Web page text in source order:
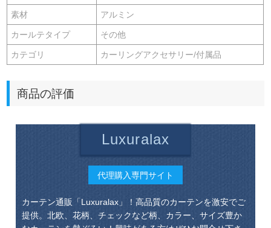
素材 アルミン
カールテタイプ その他
カテゴリ カーリングアクセサリー/付属品
商品の評価
Luxuralax
代理購入専門サイト
カーテン通販「Luxuralax」！高品質のカーテンを激安でご
提供。北欧、花柄、チェックなど柄、カラー、サイズ豊か